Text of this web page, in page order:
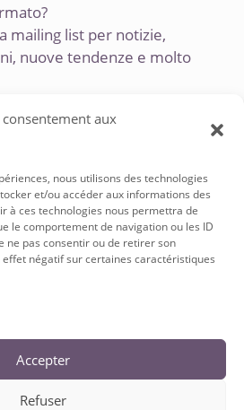
consentement aux
nous utilisons des technologies
et/ou accéder aux informations des
à ces technologies nous permettra de
le comportement de navigation ou les ID
ne pas consentir ou de retirer son
négatif sur certaines caractéristiques
Accepter
Refuser
mailing list per notizie,
nuove tendenze e molto
de vente